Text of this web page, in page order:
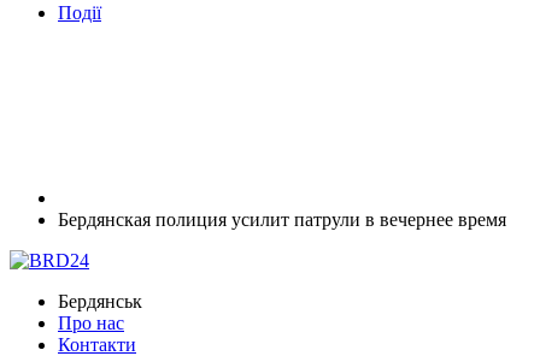
Події
Бердянская полиция усилит патрули в вечернее время
Бердянськ
Про нас
Контакти